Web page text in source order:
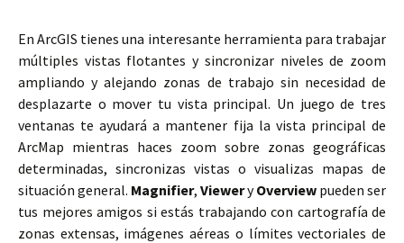
En ArcGIS tienes una interesante herramienta para trabajar
múltiples vistas flotantes y sincronizar niveles de zoom
ampliando y alejando zonas de trabajo sin necesidad de
desplazarte o mover tu vista principal. Un juego de tres
ventanas te ayudará a mantener fija la vista principal de
ArcMap mientras haces zoom sobre zonas geográficas
determinadas, sincronizas vistas o visualizas mapas de
situación general. Magnifier, VieweryOverview pueden ser
tus mejores amigos si estás trabajando con cartografía de
zonas extensas, imágenes aéreas o límites vectoriales de